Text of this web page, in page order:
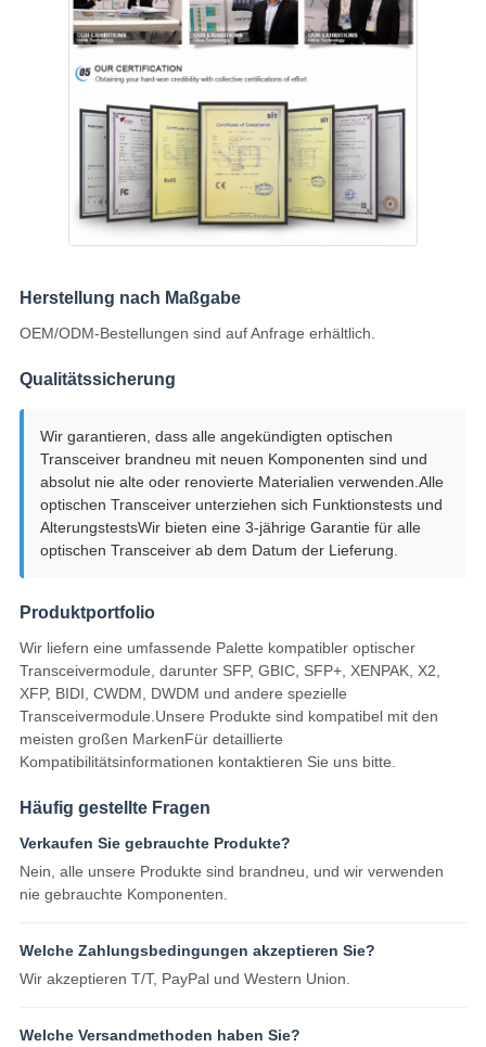
Herstellung nach Maßgabe
OEM/ODM-Bestellungen sind auf Anfrage erhältlich.
Qualitätssicherung
Wir garantieren, dass alle angekündigten optischen
Transceiver brandneu mit neuen Komponenten sind und
absolut nie alte oder renovierte Materialien verwenden.Alle
optischen Transceiver unterziehen sich Funktionstests und
AlterungstestsWir bieten eine 3-jährige Garantie für alle
optischen Transceiver ab dem Datum der Lieferung.
Produktportfolio
Wir liefern eine umfassende Palette kompatibler optischer
Transceivermodule, darunter SFP, GBIC, SFP+, XENPAK, X2,
XFP, BIDI, CWDM, DWDM und andere spezielle
Transceivermodule.Unsere Produkte sind kompatibel mit den
meisten großen MarkenFür detaillierte
Kompatibilitätsinformationen kontaktieren Sie uns bitte.
Häufig gestellte Fragen
Verkaufen Sie gebrauchte Produkte?
Nein, alle unsere Produkte sind brandneu, und wir verwenden
nie gebrauchte Komponenten.
Welche Zahlungsbedingungen akzeptieren Sie?
Wir akzeptieren T/T, PayPal und Western Union.
Welche Versandmethoden haben Sie?